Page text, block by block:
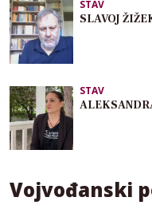
STAV
SLAVOJ
STAV
Vojvođanski